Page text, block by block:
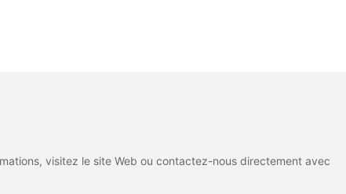
visitez le site Web ou contactez-nous directement avec